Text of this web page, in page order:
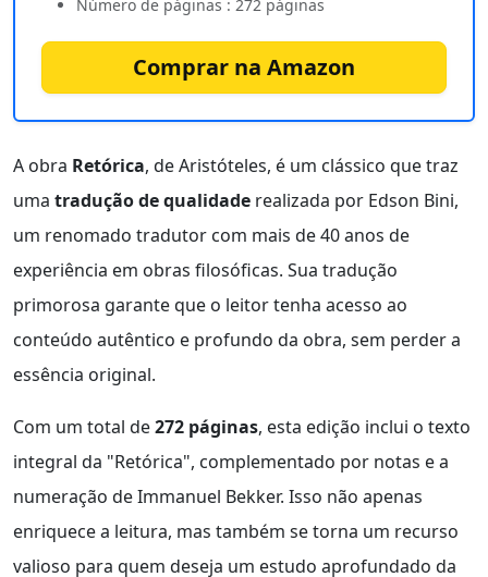
Número de páginas : 272 páginas
Comprar na Amazon
A obra Retórica, de Aristóteles, é um clássico que traz
uma tradução de qualidade realizada por Edson Bini,
um renomado tradutor com mais de 40 anos de
experiência em obras filosóficas. Sua tradução
primorosa garante que o leitor tenha acesso ao
conteúdo autêntico e profundo da obra, sem perder a
essência original.
Com um total de272 páginas, esta edição inclui o texto
integral da "Retórica", complementado por notas e a
numeração de Immanuel Bekker. Isso não apenas
enriquece a leitura, mas também se torna um recurso
valioso para quem deseja um estudo aprofundado da